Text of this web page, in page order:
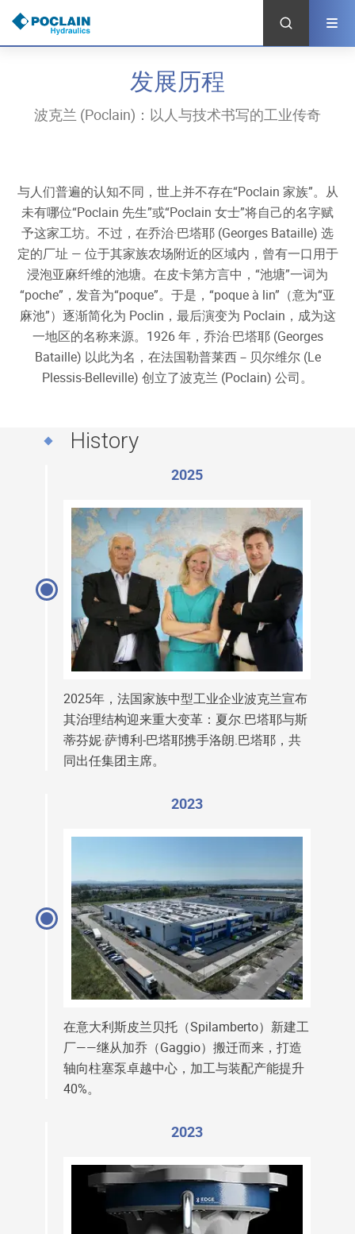
转
主
发展历程
波克兰 (Poclain)：以人与技术书写的工业传奇
与人们普遍的认知不同，世上并不存在“Poclain 家族”。从
未有哪位“Poclain 先生”或“Poclain 女士”将自己的名字赋
予这家工坊。不过，在乔治·巴塔耶 (Georges Bataille) 选
定的厂址 — 位于其家族农场附近的区域内，曾有一口用于
浸泡亚麻纤维的池塘。在皮卡第方言中，“池塘”一词为
“poche”，发音为“poque”。于是，“poque à lin”（意为“亚
麻池”）逐渐简化为 Poclin，最后演变为 Poclain，成为这
一地区的名称来源。1926 年，乔治·巴塔耶 (Georges
Bataille) 以此为名，在法国勒普莱西－贝尔维尔 (Le
Plessis-Belleville) 创立了波克兰 (Poclain) 公司。
History
2025
2025年，法国家族中型工业企业波克兰宣布
其治理结构迎来重大变革：夏尔.巴塔耶与斯
蒂芬妮·萨博利-巴塔耶携手洛朗.巴塔耶，共
同出任集团主席。
2023
在意大利斯皮兰贝托（Spilamberto）新建工
厂——继从加乔（Gaggio）搬迁而来，打造
轴向柱塞泵卓越中心，加工与装配产能提升
40%。
2023